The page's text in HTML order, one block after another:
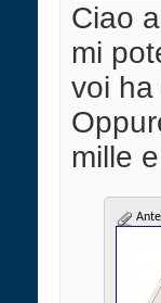
Ciao
mi
voi ha
mille